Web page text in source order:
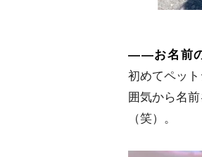
――お名前
初めてペッ
囲気から名
（笑）。